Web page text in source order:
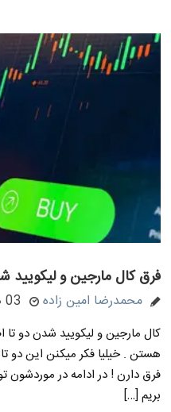
فرق کال مارجین و
محمدرضا امین زاده 03 دی 1403
کال مارجین و لیکویید شدن دو تا
هستن . خیلیا فکر میکنن این دو
فرق دارن ! در ادامه در موردشون
بریم […]